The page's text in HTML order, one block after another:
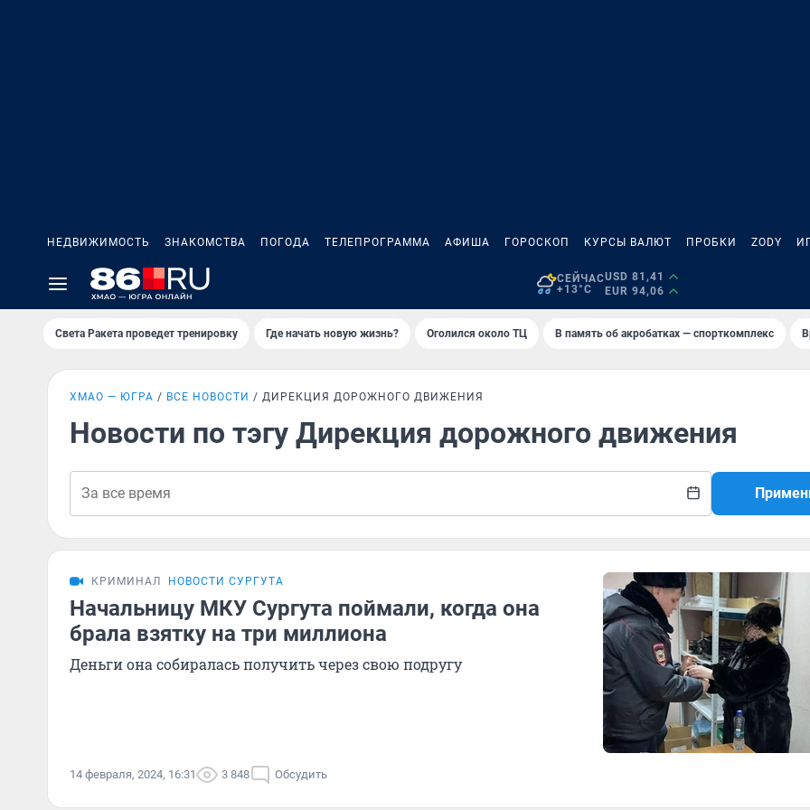
НЕДВИЖИМОСТЬ ЗНАКОМСТВА ПОГОДА ТЕЛЕПРОГРАММА АФИША ГОРОСКОП КУРСЫ ВАЛЮТ ПРОБКИ ZODY
СЕЙЧАС
+13°C
USD 81,41
EUR 94,06
Света Ракета проведет тренировку Где начать новую жизнь? Оголился около ТЦ В память об акробатках — спорткомплекс
ХМАО — ЮГРА ВСЕ НОВОСТИ ДИРЕКЦИЯ ДОРОЖНОГО ДВИЖЕНИЯ
Новости по тэгу Дирекция дорожного движения
КРИМИНАЛ НОВОСТИ СУРГУТА
Начальницу МКУ Сургута поймали, когда она
брала взятку на три миллиона
Деньги она собиралась получить через свою подругу
14 февраля, 2024, 16:31 3 848 Обсудить